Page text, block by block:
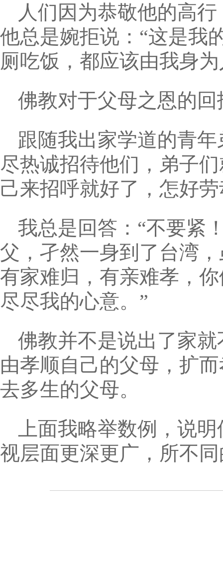
人们因为恭敬他的高
他总是婉拒说：“这是我
厕吃饭，都应该由我身
佛教对于父母之恩的
跟随我出家学道的青
尽热诚招待他们，弟子
己来招呼就好了，怎好
我总是回答：“不要紧
父，孑然一身到了台湾
有家难归，有亲难孝，
尽尽我的心意。”
佛教并不是说出了家
由孝顺自己的父母，扩
去多生的父母。
上面我略举数例，说
视层面更深更广，所不